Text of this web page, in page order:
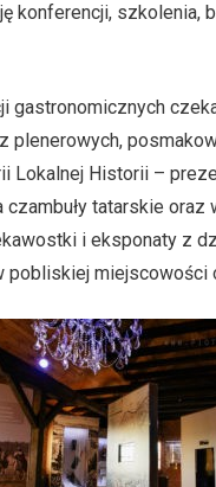
konferencji, szkolenia,
gastronomicznych
Lokalnej Historii –
tatarskie
i eksponaty z
miejscowości